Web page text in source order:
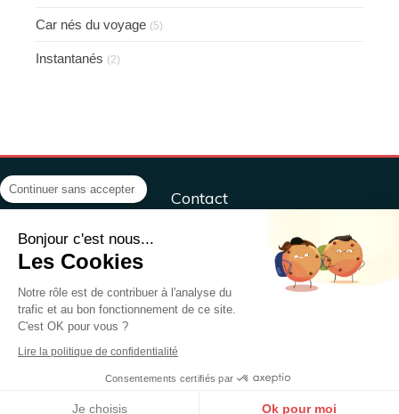
Car nés du voyage (5)
Instantanés (2)
Contact
Centre ÔM&Co, sport, santé, bien-être
ÔM&CO, Sport, Santé, Bien-être,
79000 NIORT
France
Création et référencement du site par Simplébo
Site partenaire deAnnuaire Thérapeutes
Continuer sans accepter
Bonjour c'est nous...
Les Cookies
Notre rôle est de contribuer à l'analyse du
trafic et au bon fonctionnement de ce site.
C'est OK pour vous ?
Lire la politique de confidentialité
Consentements certifiés par
Je choisis Ok pour moi